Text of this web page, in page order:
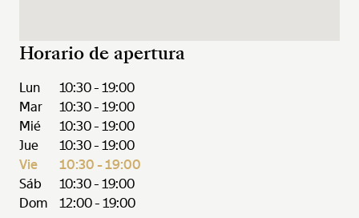
Horario de apertura
Lun
10:30 - 19:00
Mar
10:30 - 19:00
Mié
10:30 - 19:00
Jue
10:30 - 19:00
Vie
10:30 - 19:00
Sáb
10:30 - 19:00
Dom
12:00 - 19:00